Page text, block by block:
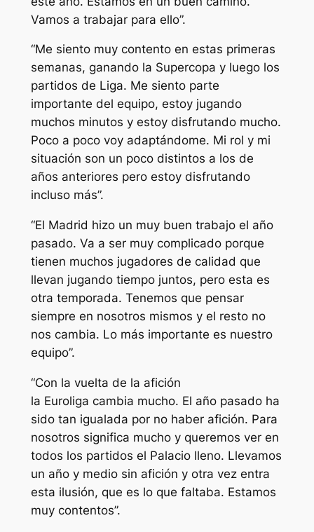
Vamos a trabajar para ello”.
“Me siento muy contento en estas primeras
semanas, ganando la Supercopa y luego los
partidos de Liga. Me siento parte
importante del equipo, estoy jugando
muchos minutos y estoy disfrutando mucho.
Poco a poco voy adaptándome. Mi rol y mi
situación son un poco distintos a los de
años anteriores pero estoy disfrutando
incluso más”.
“El Madrid hizo un muy buen trabajo el año
pasado. Va a ser muy complicado porque
tienen muchos jugadores de calidad que
llevan jugando tiempo juntos, pero esta es
otra temporada. Tenemos que pensar
siempre en nosotros mismos y el resto no
nos cambia. Lo más importante es nuestro
equipo”.
“Con la vuelta de la afición
la Euroliga cambia mucho. El año pasado ha
sido tan igualada por no haber afición. Para
nosotros significa mucho y queremos ver en
todos los partidos el Palacio lleno. Llevamos
un año y medio sin afición y otra vez entra
esta ilusión, que es lo que faltaba. Estamos
muy contentos”.